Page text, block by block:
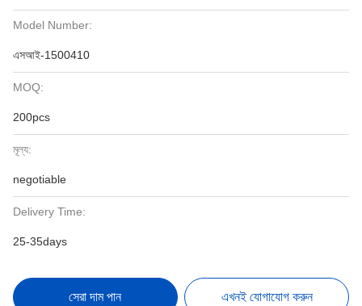
Model Number:
এসআই-1500410
MOQ:
200pcs
মূল্য:
negotiable
Delivery Time:
25-35days
সেরা দাম পান এখনই যোগাযোগ করুন